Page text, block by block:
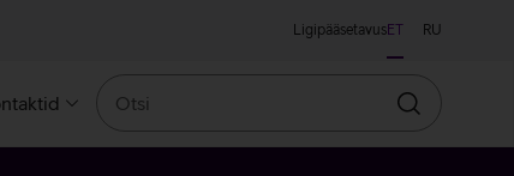
LigipääsetavusET RU
Otsin